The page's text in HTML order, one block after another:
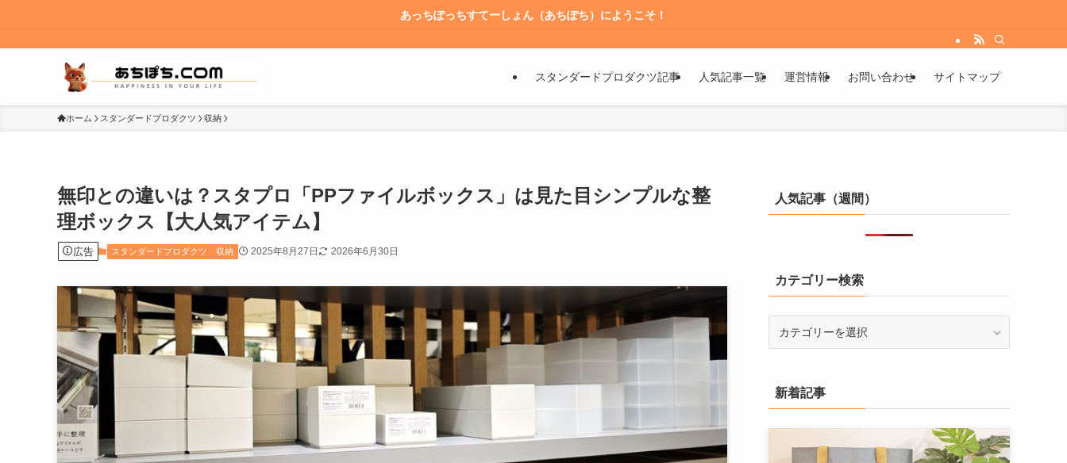
あっちぽっちすてーしょん（あちぽち）にようこそ！
スタンダードプロダクツ記事 人気記事一覧 運営情報 お問い合わせ サイトマップ
ホーム スタンダードプロダクツ 収納
無印との違いは？スタプロ「PPファイルボックス」は見た目シンプルな整
理ボックス【大人気アイテム】
広告 スタンダードプロダクツ 収納 2025年8月27日 2026年6月30日
人気記事（週間）
カテゴリー検索
ー
検
索
新着記事